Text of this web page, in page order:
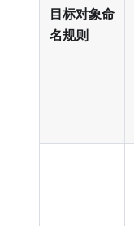
目标对象命
名规则